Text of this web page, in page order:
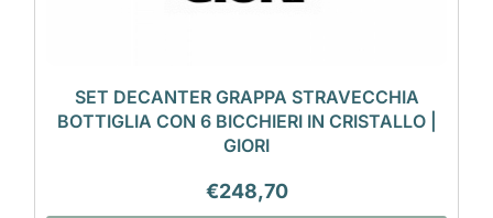
SET DECANTER GRAPPA STRAVECCHIA
BOTTIGLIA CON 6 BICCHIERI IN CRISTALLO |
GIORI
€248,70